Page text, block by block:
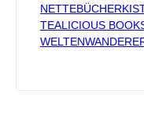
TEALICIOUS